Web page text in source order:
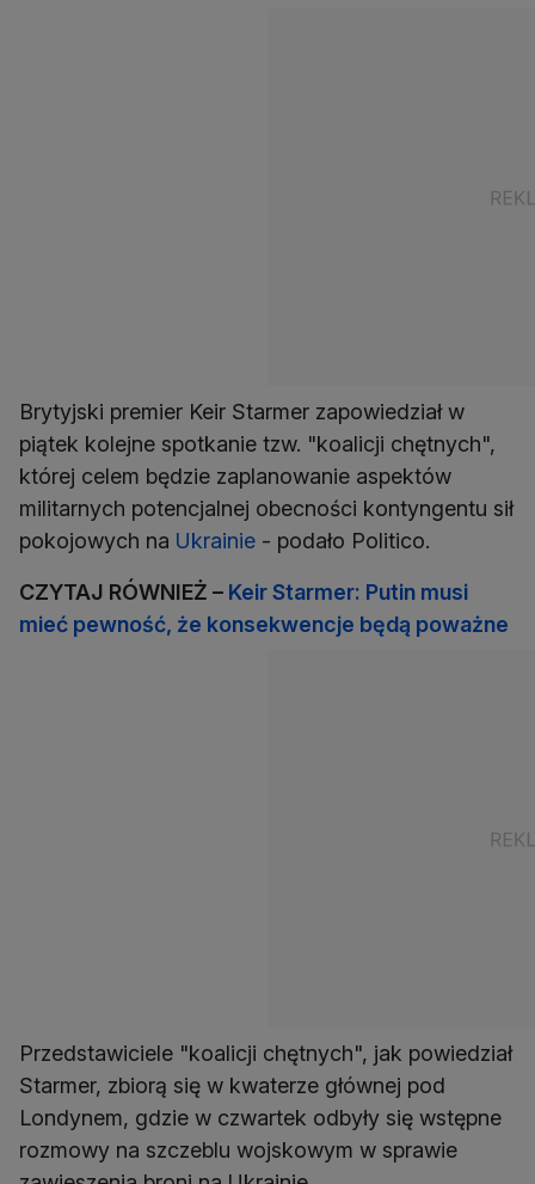
Brytyjski premier Keir Starmer zapowiedział w
piątek kolejne spotkanie tzw. "koalicji chętnych",
której celem będzie zaplanowanie aspektów
militarnych potencjalnej obecności kontyngentu sił
pokojowych na Ukrainie - podało Politico.
CZYTAJ RÓWNIEŻ – Keir Starmer: Putin musi
mieć pewność, że konsekwencje będą poważne
Przedstawiciele "koalicji chętnych", jak powiedział
Starmer, zbiorą się w kwaterze głównej pod
Londynem, gdzie w czwartek odbyły się wstępne
rozmowy na szczeblu wojskowym w sprawie